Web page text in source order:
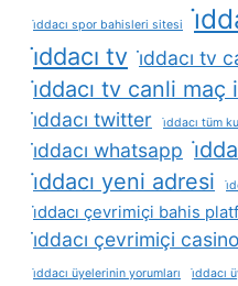
i̇ddacı spor bahisleri sitesi
i̇ddacı tv i̇ddacı tv
i̇ddacı tv canli maç
i̇ddacı twitter
i̇ddacı tüm
i̇ddacı whatsapp
i̇ddacı yeni adresi
i̇ddacı çevrimiçi bahis
i̇ddacı çevrimiçi casino
i̇ddacı üyelerinin yorumları i̇ddacı